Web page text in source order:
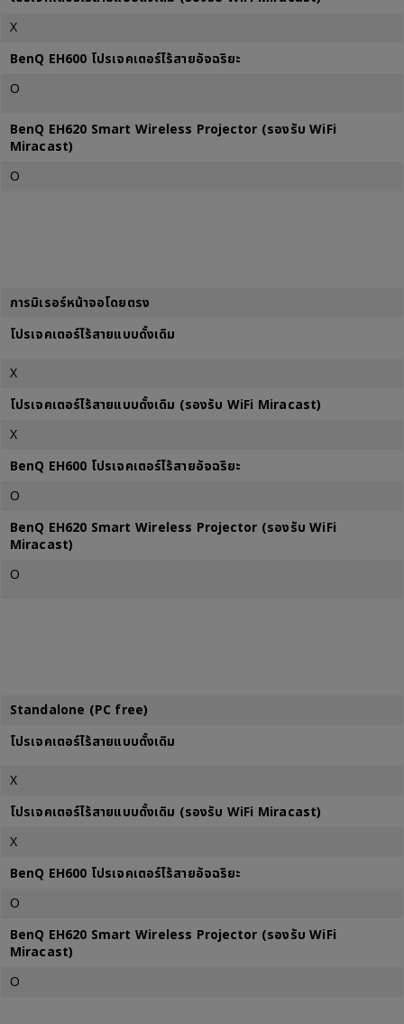
X
BenQ EH600 โปรเจคเตอร์ไร้สายอัจฉริยะ
O
BenQ EH620 Smart Wireless Projector (รองรับ WiFi
Miracast)
O
การมิเรอร์หน้าจอโดยตรง
โปรเจคเตอร์ไร้สายแบบดั้งเดิม
X
โปรเจคเตอร์ไร้สายแบบดั้งเดิม (รองรับ WiFi Miracast)
X
BenQ EH600 โปรเจคเตอร์ไร้สายอัจฉริยะ
O
BenQ EH620 Smart Wireless Projector (รองรับ WiFi
Miracast)
O
Standalone (PC free)
โปรเจคเตอร์ไร้สายแบบดั้งเดิม
X
โปรเจคเตอร์ไร้สายแบบดั้งเดิม (รองรับ WiFi Miracast)
X
BenQ EH600 โปรเจคเตอร์ไร้สายอัจฉริยะ
O
BenQ EH620 Smart Wireless Projector (รองรับ WiFi
Miracast)
O